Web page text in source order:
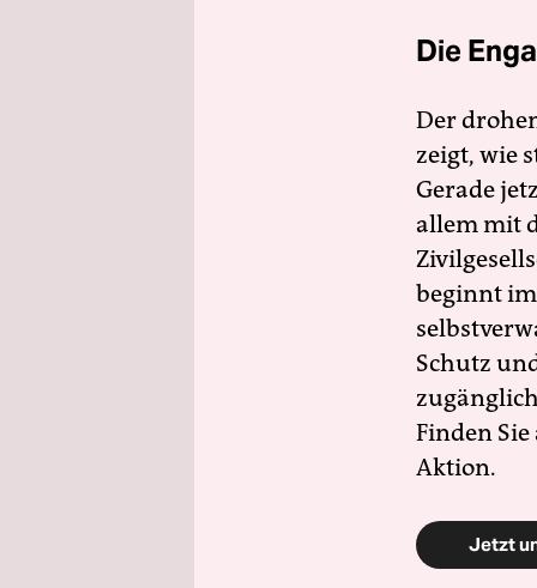
Die
Der
zeigt, wie
Gerade
allem mit
beginnt
Schutz
Finden
Aktion.
Jetzt